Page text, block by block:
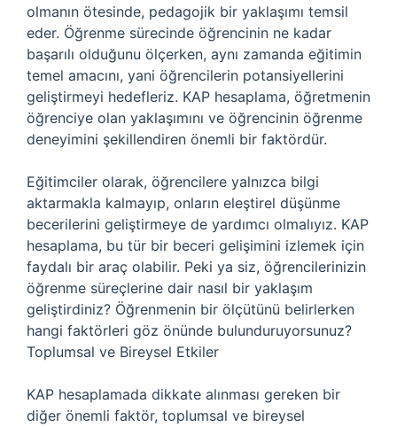
olmanın ötesinde, pedagojik bir yaklaşımı temsil
eder. Öğrenme sürecinde öğrencinin ne kadar
başarılı olduğunu ölçerken, aynı zamanda eğitimin
temel amacını, yani öğrencilerin potansiyellerini
geliştirmeyi hedefleriz. KAP hesaplama, öğretmenin
öğrenciye olan yaklaşımını ve öğrencinin öğrenme
deneyimini şekillendiren önemli bir faktördür.
Eğitimciler olarak, öğrencilere yalnızca bilgi
aktarmakla kalmayıp, onların eleştirel düşünme
becerilerini geliştirmeye de yardımcı olmalıyız. KAP
hesaplama, bu tür bir beceri gelişimini izlemek için
faydalı bir araç olabilir. Peki ya siz, öğrencilerinizin
öğrenme süreçlerine dair nasıl bir yaklaşım
geliştirdiniz? Öğrenmenin bir ölçütünü belirlerken
hangi faktörleri göz önünde bulunduruyorsunuz?
Toplumsal ve Bireysel Etkiler
KAP hesaplamada dikkate alınması gereken bir
diğer önemli faktör, toplumsal ve bireysel